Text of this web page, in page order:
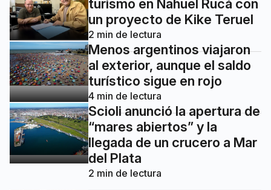
turismo en Nahuel Rucá con
un proyecto de Kike Teruel
2 min de lectura
Menos argentinos viajaron
al exterior, aunque el saldo
turístico sigue en rojo
4 min de lectura
Scioli anunció la apertura de
“mares abiertos” y la
llegada de un crucero a Mar
del Plata
2 min de lectura